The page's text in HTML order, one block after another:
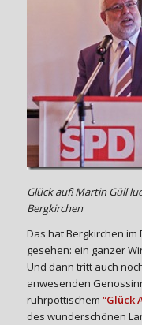
Glück auf! Martin Güll
Bergkirchen
Das hat Bergkirchen
gesehen: ein ganzer
Und dann tritt auch
anwesenden
ruhrpöttischem “Glück
des wunderschönen